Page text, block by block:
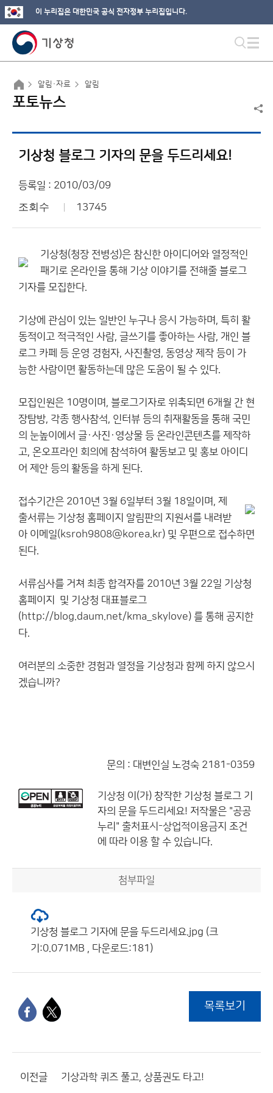
이 누리집은 대한민국 공식 전자정부 누리집입니다.
알림·자료 알림
포토뉴스
기상청 블로그 기자의 문을 두드리세요!
등록일 : 2010/03/09
조회수 13745
기상청(청장 전병성)은 참신한 아이디어와 열정적인
패기로 온라인을 통해 기상 이야기를 전해줄 블로그
기자를 모집한다.
기상에 관심이 있는 일반인 누구나 응시 가능하며, 특히 활
동적이고 적극적인 사람, 글쓰기를 좋아하는 사람, 개인 블
로그 카페 등 운영 경험자, 사진촬영, 동영상 제작 등이 가
능한 사람이면 활동하는데 많은 도움이 될 수 있다.
모집인원은 10명이며, 블로그기자로 위촉되면 6개월 간 현
장탐방, 각종 행사참석, 인터뷰 등의 취재활동을 통해 국민
의 눈높이에서 글·사진·영상물 등 온라인콘텐츠를 제작하
고, 온오프라인 회의에 참석하여 활동보고 및 홍보 아이디
어 제안 등의 활동을 하게 된다.
접수기간은 2010년 3월 6일부터 3월 18일이며, 제
출서류는 기상청 홈페이지 알림판의 지원서를 내려받
아 이메일(ksroh9808@korea.kr) 및 우편으로 접수하면
된다.
서류심사를 거쳐 최종 합격자를 2010년 3월 22일 기상청
홈페이지 및 기상청 대표블로그
(http://blog.daum.net/kma_skylove) 를 통해 공지한
다.
여러분의 소중한 경험과 열정을 기상청과 함께 하지 않으시
겠습니까?
문의 : 대변인실 노경숙 2181-0359
기상청 이(가) 창작한 기상청 블로그 기
자의 문을 두드리세요! 저작물은 "공공
누리" 출처표시-상업적이용금지 조건
에 따라 이용 할 수 있습니다.
첨부파일
기상청 블로그 기자에 문을 두드리세요.jpg (크
기:0.071MB , 다운로드:181)
목록보기
이전글 기상과학 퀴즈 풀고, 상품권도 타고!